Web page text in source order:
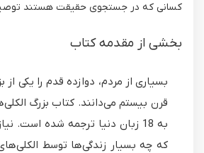
کسانی که در جستجوی حقیقت هستند
بخشی از مقدمه کتاب
بسیاری از مردم، دوازده قدم را یکی
قرن بیستم می‌دانند. کتاب بزرگ
به 18 زبان دنیا ترجمه شده است.
که چه بسیار زندگی‌ها توسط